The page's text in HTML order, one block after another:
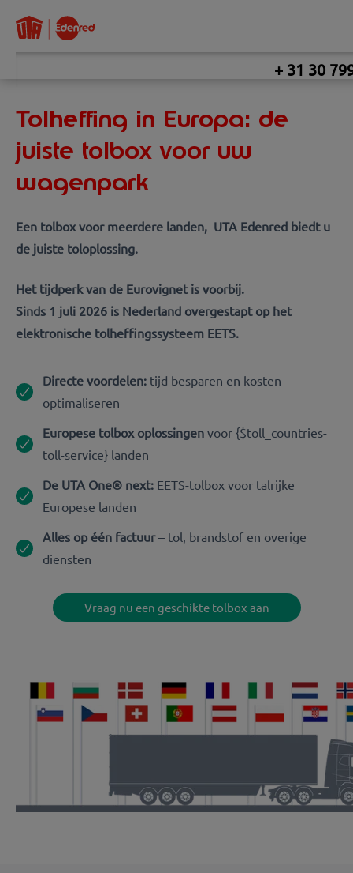
+ 31 30
Tolheffing in Europa: de
juiste tolbox voor uw
wagenpark
Een tolbox voor meerdere landen, UTA Edenred biedt u
de juiste toloplossing.
Het tijdperk van de Eurovignet is voorbij.
Sinds 1 juli 2026 is Nederland overgestapt op het
elektronische tolheffingssysteem EETS.
Directe voordelen: tijd besparen en kosten
optimaliseren
Europese tolbox oplossingen voor {$toll_countries-
toll-service} landen
De UTA One® next: EETS-tolbox voor talrijke
Europese landen
Alles op één factuur– tol, brandstof en overige
diensten
Vraag nu een geschikte tolbox aan